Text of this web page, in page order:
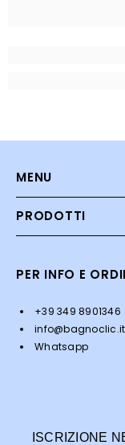
MENU
PRODOTTI
PER INFO E
+39 349 8901346
info@bagnoclic.it
Whatsapp
ISCRIZIONE